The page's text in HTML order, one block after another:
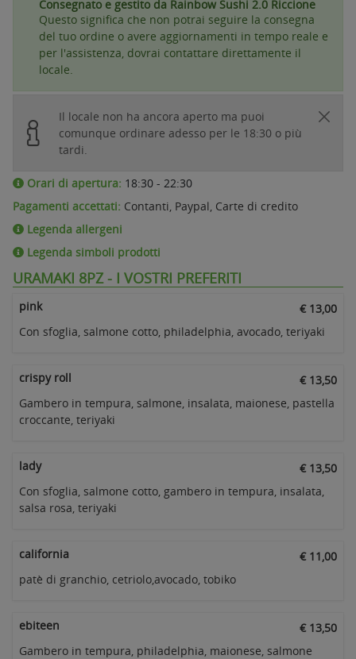
Consegnato e gestito da Rainbow Sushi 2.0 Riccione
Questo significa che non potrai seguire la consegna
del tuo ordine o avere aggiornamenti in tempo reale e
per l'assistenza, dovrai contattare direttamente il
locale.
Il locale non ha ancora aperto ma puoi
comunque ordinare adesso per le 18:30 o più
tardi.
Orari di apertura: 18:30 - 22:30
Pagamenti accettati: Contanti, Paypal, Carte di credito
Legenda allergeni
Legenda simboli prodotti
URAMAKI 8PZ - I VOSTRI PREFERITI
pink
€ 13,00
Con sfoglia, salmone cotto, philadelphia, avocado, teriyaki
crispy roll
€ 13,50
Gambero in tempura, salmone, insalata, maionese, pastella
croccante, teriyaki
lady
€ 13,50
Con sfoglia, salmone cotto, gambero in tempura, insalata,
salsa rosa, teriyaki
california
€ 11,00
patè di granchio, cetriolo,avocado, tobiko
ebiteen
€ 13,50
Gambero in tempura, philadelphia, maionese, salmone